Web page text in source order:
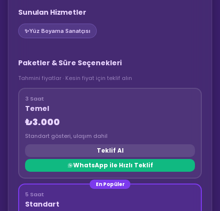
Sunulan Hizmetler
✨Yüz Boyama Sanatçısı
Paketler & Süre Seçenekleri
Tahmini fiyatlar · Kesin fiyat için teklif alın
3 Saat
Temel
₺3.000
Standart gösteri, ulaşım dahil
Teklif Al
WhatsApp ile Hızlı Teklif
En Popüler
5 Saat
Standart